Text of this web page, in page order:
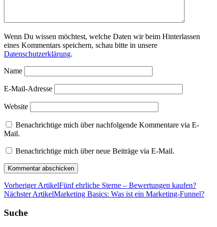
Wenn Du wissen möchtest, welche Daten wir beim Hinterlassen
eines Kommentars speichern, schau bitte in unsere
Datenschutzerklärung.
Name
E-Mail-Adresse
Website
Benachrichtige mich über nachfolgende Kommentare via E-
Mail.
Benachrichtige mich über neue Beiträge via E-Mail.
Vorheriger ArtikelFünf ehrliche Sterne – Bewertungen kaufen?
Nächster ArtikelMarketing Basics: Was ist ein Marketing-Funnel?
Suche